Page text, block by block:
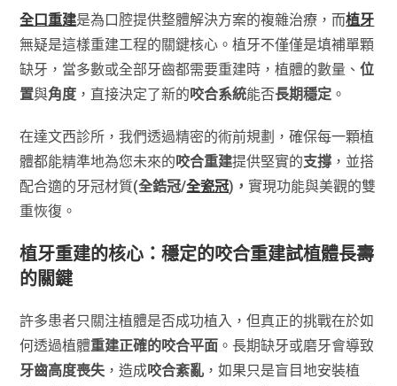
全口重建是為口腔提供整體解決方案的複雜治療，而植牙
無疑是這樣重建工程的關鍵核心。植牙不僅僅是填補單顆
缺牙，當多數或全部牙齒都需要重建時，植體的數量、位
置與角度 ，直接決定了新的咬合系統能否長期穩定 。
在達文西診所，我們透過精密的術前規劃，確保每一顆植
體都能精準地為您未來的咬合重建提供堅實的支撐 ，並搭
配合適的牙冠材質(全鋯冠/全瓷冠)，實現功能與美觀的雙
重恢復。
植牙重建的核心：穩定的咬合重建試植體長壽
的關鍵
許多患者只關注植體是否成功植入，但真正的挑戰在於如
何透過植體重建正確的咬合平面 。長期缺牙或磨牙會導致
牙齒高度喪失 ，造成咬合紊亂 ，如果只是盲目地安裝植